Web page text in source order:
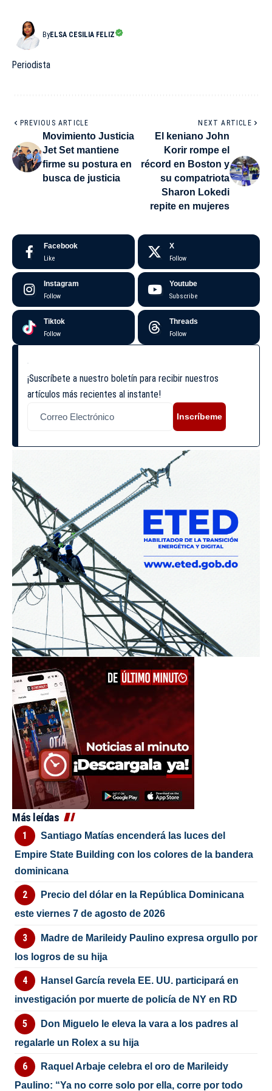
ByELSA CESILIA FELIZ
Periodista
PREVIOUS ARTICLE
Movimiento Justicia
Jet Set mantiene
firme su postura en
busca de justicia
NEXT ARTICLE
El keniano John
Korir rompe el
récord en Boston y
su compatriota
Sharon Lokedi
repite en mujeres
Facebook
Like
X
Follow
Instagram
Follow
Youtube
Subscribe
Tiktok
Follow
Threads
Follow
¡Suscríbete a nuestro boletín para recibir nuestros
artículos más recientes al instante!
Inscríbeme
Más leídas
Santiago Matías encenderá las luces del
Empire State Building con los colores de la bandera
dominicana
Precio del dólar en la República Dominicana
este viernes 7 de agosto de 2026
Madre de Marileidy Paulino expresa orgullo por
los logros de su hija
Hansel García revela EE. UU. participará en
investigación por muerte de policía de NY en RD
Don Miguelo le eleva la vara a los padres al
regalarle un Rolex a su hija
Raquel Arbaje celebra el oro de Marileidy
Paulino: “Ya no corre solo por ella, corre por todo